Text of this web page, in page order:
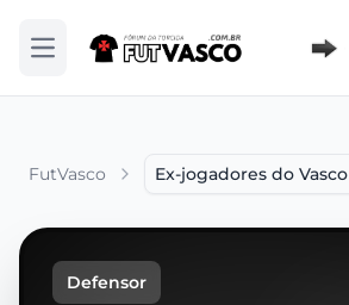
Abrir menu
FutVasco Ex-jogadores do Vasco
Defensor